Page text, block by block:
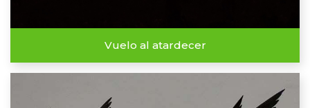
Vuelo al atardecer